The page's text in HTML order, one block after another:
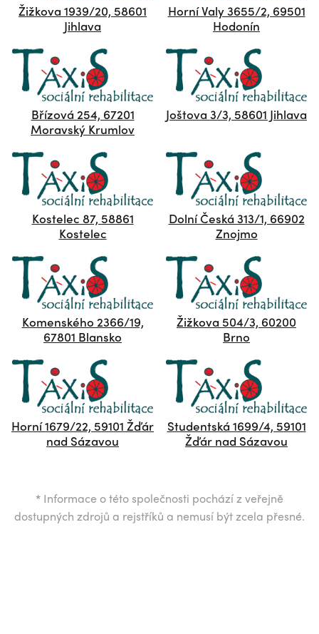
Žižkova 1939/20, 58601
Jihlava
Horní Valy 3655/2, 69501
Hodonín
Břízová 254, 67201
Moravský Krumlov
Joštova 3/3, 58601 Jihlava
Kostelec 87, 58861
Kostelec
Dolní Česká 313/1, 66902
Znojmo
Komenského 2366/19,
67801 Blansko
Žižkova 504/3, 60200
Brno
Horní 1679/22, 59101 Žďár
nad Sázavou
Studentská 1699/4, 59101
Žďár nad Sázavou
* Informace o této společnosti pochází z veřejně
dostupných zdrojů a rejstříků a nemusí být zcela přesné.